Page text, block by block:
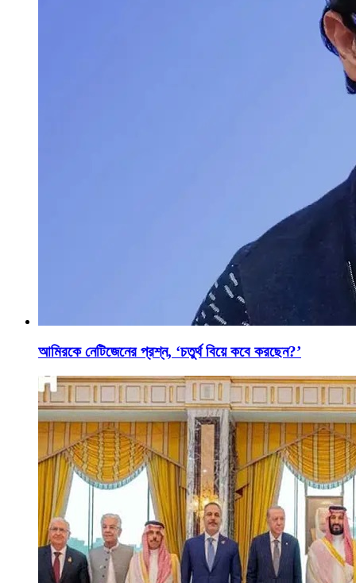
আমিরকে নেটিজেনের প্রশ্ন, ‘চতুর্থ বিয়ে কবে করছেন?’